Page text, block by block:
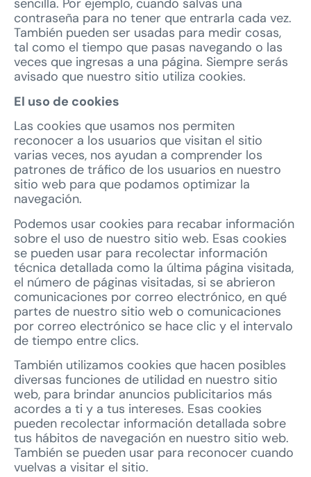
sencilla. Por ejemplo, cuando salvas una
contraseña para no tener que entrarla cada vez.
También pueden ser usadas para medir cosas,
tal como el tiempo que pasas navegando o las
veces que ingresas a una página. Siempre serás
avisado que nuestro sitio utiliza cookies.
El uso de cookies
Las cookies que usamos nos permiten
reconocer a los usuarios que visitan el sitio
varias veces, nos ayudan a comprender los
patrones de tráfico de los usuarios en nuestro
sitio web para que podamos optimizar la
navegación.
Podemos usar cookies para recabar información
sobre el uso de nuestro sitio web. Esas cookies
se pueden usar para recolectar información
técnica detallada como la última página visitada,
el número de páginas visitadas, si se abrieron
comunicaciones por correo electrónico, en qué
partes de nuestro sitio web o comunicaciones
por correo electrónico se hace clic y el intervalo
de tiempo entre clics.
También utilizamos cookies que hacen posibles
diversas funciones de utilidad en nuestro sitio
web, para brindar anuncios publicitarios más
acordes a ti y a tus intereses. Esas cookies
pueden recolectar información detallada sobre
tus hábitos de navegación en nuestro sitio web.
También se pueden usar para reconocer cuando
vuelvas a visitar el sitio.